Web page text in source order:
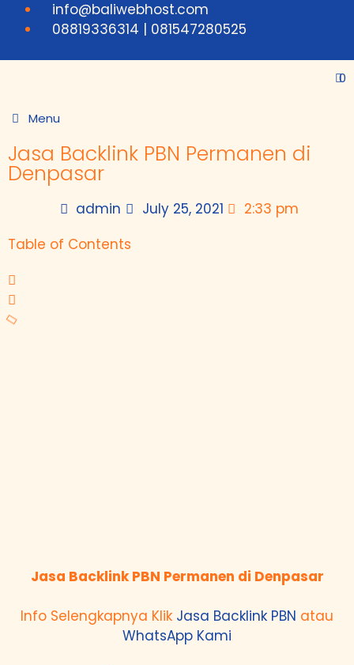
info@baliwebhost.com
08819336314 | 081547280525
0
Menu
Jasa Backlink PBN Permanen di
Denpasar
admin July 25, 2021
2:33 pm
Table of Contents
Jasa Backlink PBN Permanen di Denpasar
Info Selengkapnya Klik Jasa Backlink PBN atau
WhatsApp Kami